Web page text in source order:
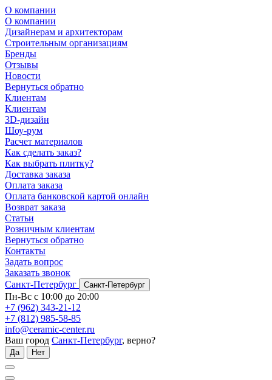
О компании
О компании
Дизайнерам и архитекторам
Строительным организациям
Бренды
Отзывы
Новости
Вернуться обратно
Клиентам
Клиентам
3D-дизайн
Шоу-рум
Расчет материалов
Как сделать заказ?
Как выбрать плитку?
Доставка заказа
Оплата заказа
Оплата банковской картой онлайн
Возврат заказа
Статьи
Розничным клиентам
Вернуться обратно
Контакты
Задать вопрос
Заказать звонок
Санкт-Петербург
Санкт-Петербург
Пн-Вс с 10:00 до 20:00
+7 (962) 343-21-12
+7 (812) 985-58-85
info@ceramic-center.ru
Ваш город Санкт-Петербург, верно?
Да Нет